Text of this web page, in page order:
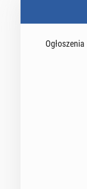
Ogłoszenia